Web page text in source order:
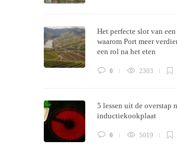
Het perfecte slot van
waarom Port meer
een rol na het eten
0 2303
5 lessen uit de overstap
inductiekookplaat
0 5019